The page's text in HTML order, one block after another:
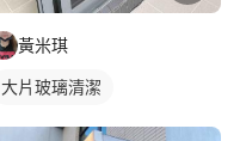
黃米琪
大片玻璃清潔